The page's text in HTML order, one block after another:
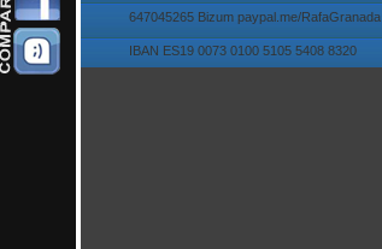
647045265 Bizum paypal.me/RafaGranada
IBAN ES19 0073 0100 5105 5408 8320